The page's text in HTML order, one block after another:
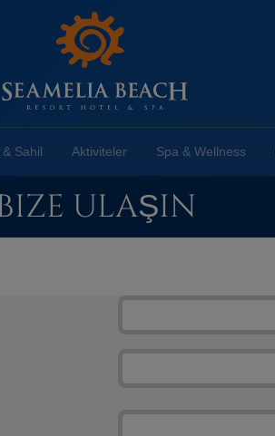
Sahil Aktiviteler Spa & Wellness
ULAŞIN